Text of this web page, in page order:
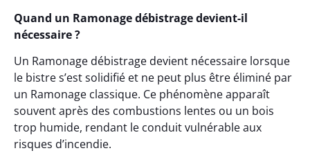
Quand un Ramonage débistrage devient-il
nécessaire ?
Un Ramonage débistrage devient nécessaire lorsque
le bistre s’est solidifié et ne peut plus être éliminé par
un Ramonage classique. Ce phénomène apparaît
souvent après des combustions lentes ou un bois
trop humide, rendant le conduit vulnérable aux
risques d’incendie.